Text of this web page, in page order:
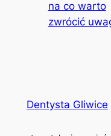
na co warto
zwrócić
Dentysta Gliwice